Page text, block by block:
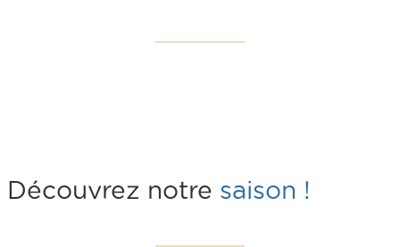
Découvrez notre saison !